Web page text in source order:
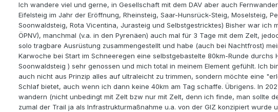
Ich wandere viel und gerne, in Gesellschaft mit dem DAV aber auch
Eifelsteig im Jahr der Eröffnung, Rheinsteig, Saar-Hunsrück-Steig, Moselsteig,
Soonwaldsteig, Rota Vicentina, Jurasteig und Selbstgestricktes) Bisher war ich
ÖPNV), manchmal (v.a. in den Pyrenäen) auch mal für 3 Tage mit dem Zelt,
solo tragbare Ausrüstung zusammengestellt und habe (auch bei Nachtfrost)
Karwoche bei Start im Schneeregen eine selbstgebastelte 80km-Runde durchs
Soonwaldsteig ) sehr genossen und mich total in meinem Element gefühlt. Ich
auch nicht aus Prinzip alles auf ultraleicht zu trimmen, sondern möchte eine
Schlaf bietet, auch wenn ich dann keine 40km am Tag schaffe. Übrigens. In
wandern (nicht unbedingt mit Zelt bzw nur mit Zelt, denn ich finde, man sollte
zumal der Trail ja als Infrastrukturmaßnahme u.a. von der GIZ konzipiert wurde